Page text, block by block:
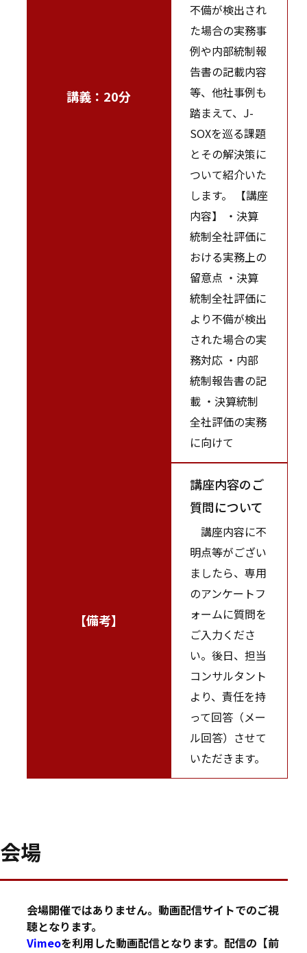
講義：20分
不備が検出され
た場合の実務事
例や内部統制報
告書の記載内容
等、他社事例も
踏まえて、J-
SOXを巡る課題
とその解決策に
ついて紹介いた
します。 【講座
内容】 ・決算
統制全社評価に
おける実務上の
留意点 ・決算
統制全社評価に
より不備が検出
された場合の実
務対応 ・内部
統制報告書の記
載 ・決算統制
全社評価の実務
に向けて
【備考】
講座内容のご
質問について
講座内容に不
明点等がござい
ましたら、専用
のアンケートフ
ォームに質問を
ご入力くださ
い。後日、担当
コンサルタント
より、責任を持
って回答（メー
ル回答）させて
いただきます。
会場
会場開催ではありません。動画配信サイトでのご視
聴となります。
Vimeoを利用した動画配信となります。配信の【前